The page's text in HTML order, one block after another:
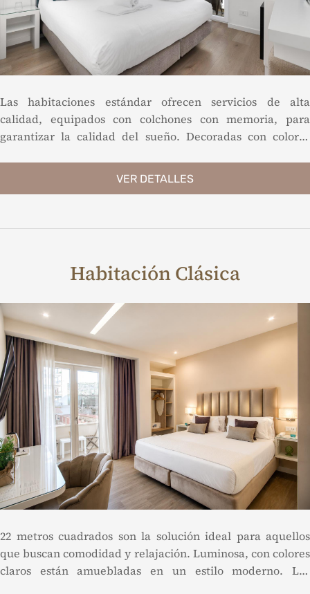
Las habitaciones estándar ofrecen servicios de alta
calidad, equipados con colchones con memoria, para
garantizar la calidad del sueño. Decoradas con colores
desde donde se puede admirar el centro de la ciudad.
VER DETALLES
Habitación Clásica
22 metros cuadrados son la solución ideal para aquellos
que buscan comodidad y relajación. Luminosa, con colores
claros están amuebladas en un estilo moderno. Las